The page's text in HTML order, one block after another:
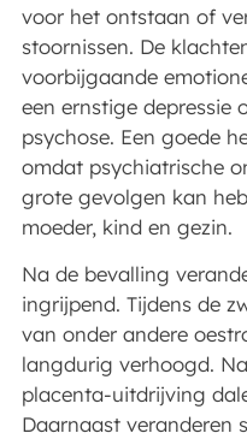
voor het ontstaan of
stoornissen. De
voorbijgaande
een ernstige depressie
psychose. Een goede
omdat psychiatrische
grote gevolgen kan
moeder, kind en gezin.
Na de bevalling
ingrijpend. Tijdens de
van onder andere
langdurig verhoogd.
placenta-uitdrijving
Daarnaast veranderen